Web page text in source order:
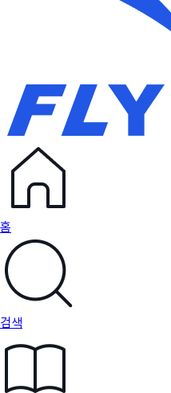
홈
검색